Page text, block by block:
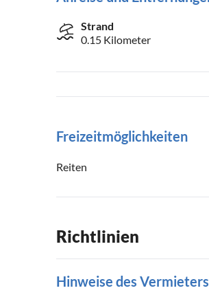
Strand
0.15 Kilometer
Freizeitmöglichkeiten
Reiten
Richtlinien
Hinweise des Vermieters